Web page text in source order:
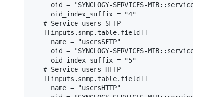
     oid = "SYNOLOGY-SERVICES-MIB::serviceUsers"
     oid_index_suffix = "4"
   # Service users SFTP
   [[inputs.snmp.table.field]]
     name = "usersSFTP"
     oid = "SYNOLOGY-SERVICES-MIB::serviceUsers"
     oid_index_suffix = "5"
   # Service users HTTP
   [[inputs.snmp.table.field]]
     name = "usersHTTP"